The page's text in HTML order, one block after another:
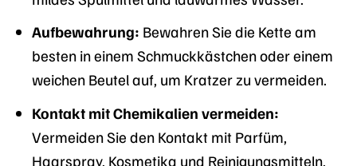
Aufbewahrung: Bewahren Sie die Kette am
besten in einem Schmuckkästchen oder einem
weichen Beutel auf, um Kratzer zu vermeiden.
Kontakt mit Chemikalien vermeiden:
Vermeiden Sie den Kontakt mit Parfüm,
Haarspray, Kosmetika und Reinigungsmitteln,